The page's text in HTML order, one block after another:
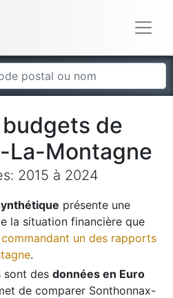
de
La-Montagne
2015 à 2024
présente une
la situation financière que
commandant un des rapports
.
sont des données en Euro
de comparer Sonthonnax-